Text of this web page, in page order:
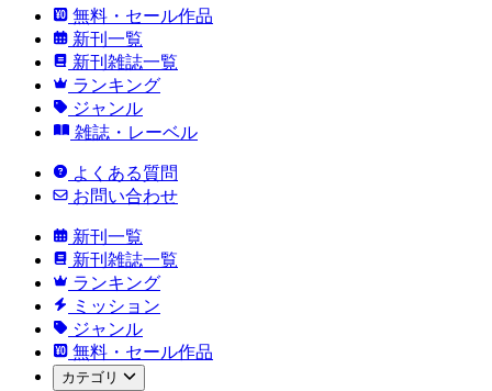
無料・セール作品
新刊一覧
新刊雑誌一覧
ランキング
ジャンル
雑誌・レーベル
よくある質問
お問い合わせ
新刊一覧
新刊雑誌一覧
ランキング
ミッション
ジャンル
無料・セール作品
カテゴリ